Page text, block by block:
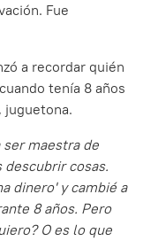
Fue
a recordar quién
tenía 8 años
juguetona.
ser maestra de
descubrir cosas.
dinero' y cambié a
8 años. Pero
O es lo que